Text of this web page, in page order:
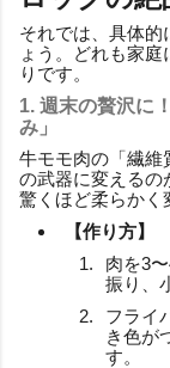
それでは、具体的
ょう。どれも家
りです。
1. 週末の贅沢に
み」
牛モモ肉の「繊維
の武器に変えるの
驚くほど柔らかく
【作り方】
肉を3
振り、
フライ
き色が
す。